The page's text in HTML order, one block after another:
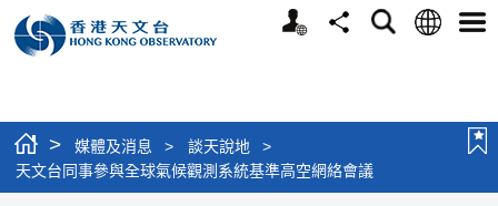
個
分
搜
語
選
> 媒體及消息 > 談天說地
>
天文台同事參與全球氣候觀測系統基準高空網絡會議